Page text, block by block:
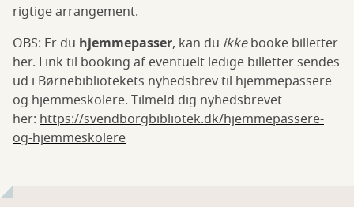
rigtige arrangement.
OBS: Er du hjemmepasser, kan du ikkebooke billetter
her. Link til booking af eventuelt ledige billetter sendes
ud i Børnebibliotekets nyhedsbrev til hjemmepassere
og hjemmeskolere. Tilmeld dig nyhedsbrevet
her: https://svendborgbibliotek.dk/hjemmepassere-
og-hjemmeskolere